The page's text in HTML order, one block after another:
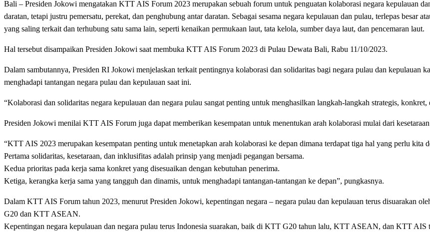
Bali – Presiden Jokowi mengatakan KTT AIS Forum 2023 merupakan sebuah forum untuk penguatan kolaborasi negara kepulauan
daratan, tetapi justru pemersatu, perekat, dan penghubung antar daratan. Sebagai sesama negara kepulauan dan pulau, terlepas besar
yang saling terkait dan terhubung satu sama lain, seperti kenaikan permukaan laut, tata kelola, sumber daya laut, dan pencemaran laut.
Hal tersebut disampaikan Presiden Jokowi saat membuka KTT AIS Forum 2023 di Pulau Dewata Bali, Rabu 11/10/2023.
Dalam sambutannya, Presiden RI Jokowi menjelaskan terkait pentingnya kolaborasi dan solidaritas bagi negara pulau dan kepulauan
menghadapi tantangan negara pulau dan kepulauan saat ini.
“Kolaborasi dan solidaritas negara kepulauan dan negara pulau sangat penting untuk menghasilkan langkah-langkah strategis,
Presiden Jokowi menilai KTT AIS Forum juga dapat memberikan kesempatan untuk menentukan arah kolaborasi mulai dari
“KTT AIS 2023 merupakan kesempatan penting untuk menetapkan arah kolaborasi ke depan dimana terdapat tiga hal yang perlu kita
Pertama solidaritas, kesetaraan, dan inklusifitas adalah prinsip yang menjadi pegangan bersama.
Kedua prioritas pada kerja sama konkret yang disesuaikan dengan kebutuhan penerima.
Ketiga, kerangka kerja sama yang tangguh dan dinamis, untuk menghadapi tantangan-tantangan ke depan”, pungkasnya.
Dalam KTT AIS Forum tahun 2023, menurut Presiden Jokowi, kepentingan negara – negara pulau dan kepulauan terus disuarakan
G20 dan KTT ASEAN.
Kepentingan negara kepulauan dan negara pulau terus Indonesia suarakan, baik di KTT G20 tahun lalu, KTT ASEAN, dan KTT AIS